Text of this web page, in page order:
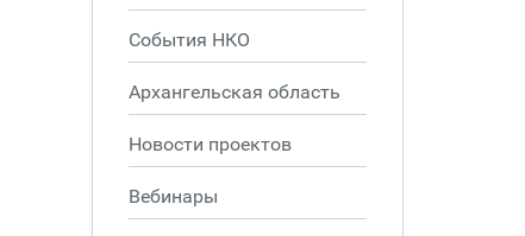
События НКО
Архангельская область
Новости проектов
Вебинары